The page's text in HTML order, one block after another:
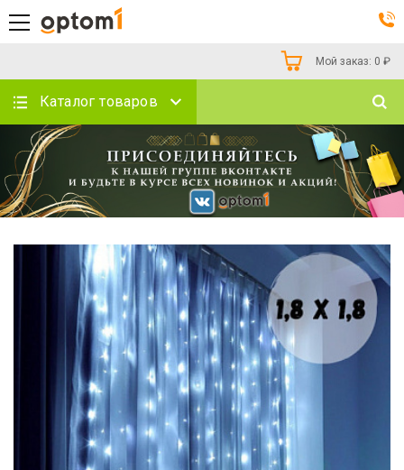
Мой заказ: 0 ₽
Каталог товаров